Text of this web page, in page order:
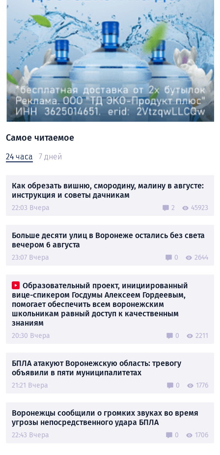
Самое читаемое
24 часа 7 дней
Как обрезать вишню, смородину, малину в августе:
инструкция и советы дачникам
22:03 Вчера 2 45923
Больше десяти улиц в Воронеже остались без света
вечером 6 августа
23:07 Вчера 0 2644
Образовательный проект, инициированный
вице-спикером Госдумы Алексеем Гордеевым,
помогает обеспечить всем воронежским
школьникам равный доступ к качественным
знаниям
20:30 Вчера 0 2211
БПЛА атакуют Воронежскую область: тревогу
объявили в пяти муниципалитетах
21:21 Вчера 0 1776
Воронежцы сообщили о громких звуках во время
угрозы непосредственного удара БПЛА
22:43 Вчера 0 1706